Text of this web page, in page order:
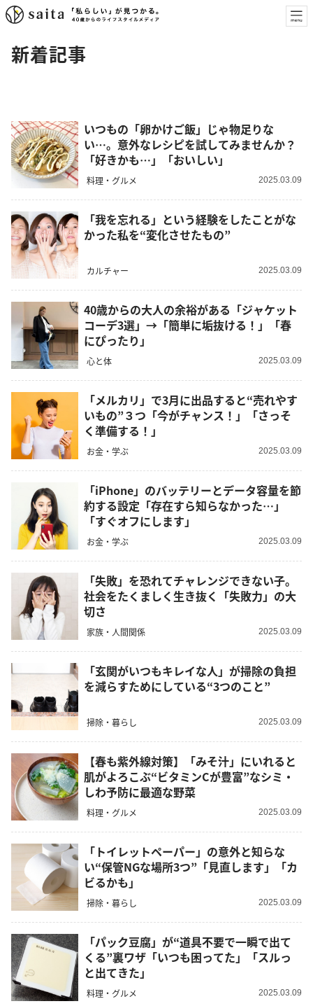
新着記事
いつもの「卵かけご飯」じゃ物足りな
い…。意外なレシピを試してみませんか？
「好きかも…」「おいしい」
料理・グルメ 2025.03.09
「我を忘れる」という経験をしたことがな
かった私を“変化させたもの”
カルチャー 2025.03.09
40歳からの大人の余裕がある「ジャケット
コーデ3選」→「簡単に垢抜ける！」「春
にぴったり」
心と体 2025.03.09
「メルカリ」で3月に出品すると“売れやす
いもの”３つ「今がチャンス！」「さっそ
く準備する！」
お金・学ぶ 2025.03.09
「iPhone」のバッテリーとデータ容量を節
約する設定「存在すら知らなかった…」
「すぐオフにします」
お金・学ぶ 2025.03.09
「失敗」を恐れてチャレンジできない子。
社会をたくましく生き抜く「失敗力」の大
切さ
家族・人間関係 2025.03.09
「玄関がいつもキレイな人」が掃除の負担
を減らすためにしている“3つのこと”
掃除・暮らし 2025.03.09
【春も紫外線対策】「みそ汁」にいれると
肌がよろこぶ“ビタミンCが豊富”なシミ・
しわ予防に最適な野菜
料理・グルメ 2025.03.09
「トイレットペーパー」の意外と知らな
い“保管NGな場所3つ”「見直します」「カ
ビるかも」
掃除・暮らし 2025.03.09
「パック豆腐」が“道具不要で一瞬で出て
くる”裏ワザ「いつも困ってた」「スルっ
と出てきた」
料理・グルメ 2025.03.09